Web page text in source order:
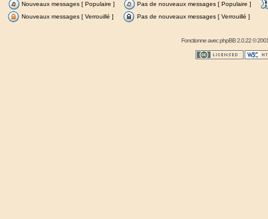
Nouveaux messages [ Populaire ]
Pas de nouveaux messages [ Populaire ]
Nouveaux messages [ Verrouillé ]
Pas de nouveaux messages [ Verrouillé ]
Fonctionne avecphpBB2.0.22 ©